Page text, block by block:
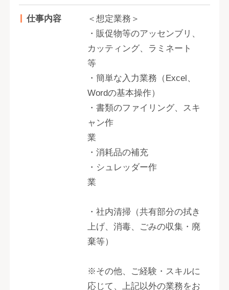
仕事内容
＜想定業務＞
・販促物等のアッセンブリ、
カッティング、ラミネート
等
・簡単な入力業務（Excel、
Wordの基本操作）
・書類のファイリング、スキ
ャン作
業
・消耗品の補充
・シュレッダー作
業
・社内清掃（共有部分の拭き
上げ、消毒、ごみの収集・廃
棄等）
※その他、ご経験・スキルに
応じて、上記以外の業務をお